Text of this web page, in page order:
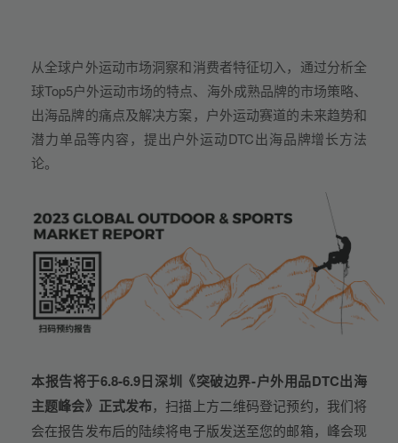
从全球户外运动市场洞察和消费者特征切入，通过分析全
球Top5户外运动市场的特点、海外成熟品牌的市场策略、
出海品牌的痛点及解决方案，户外运动赛道的未来趋势和
潜力单品等内容，提出户外运动DTC出海品牌增长方法
论。
本报告将于6.8-6.9日深圳《突破边界-户外用品DTC出海
主题峰会》正式发布，扫描上方二维码登记预约，我们将
会在报告发布后的陆续将电子版发送至您的邮箱，峰会现